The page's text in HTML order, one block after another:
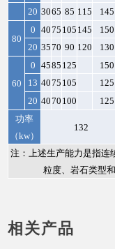
20 3065 85 115 145
80
0 4075 105 145 150
20 3570 90 120 130
60
0 4585 125 150
13 4075 105 125
20 4070 100 125
功率
（kw）
132
注：上述生产能力是指连
粒度、岩石类型
相关产品